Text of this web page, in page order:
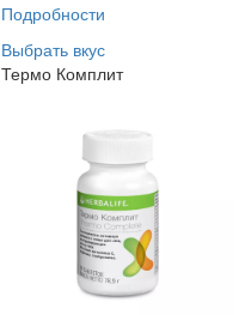
Подробности
Выбрать вкус
Термо Комплит